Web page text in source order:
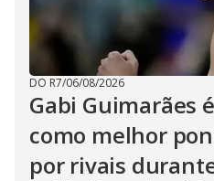
DO R7/06/08/2026
Gabi Guimarães
como melhor
por rivais